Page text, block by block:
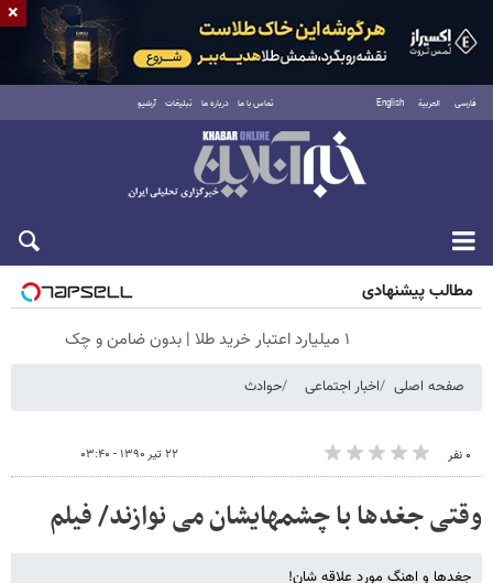
فارسی العربية English تماس با ما درباره ما تبلیغات آرشیو
جمعه ۱۶ مرداد ۱۴۰۵
مطالب پیشنهادی
۱ میلیارد اعتبار خرید طلا | بدون ضامن و چک
صفحه اصلی اخبار اجتماعی حوادث
۰ نفر ۲۲ تیر ۱۳۹۰ - ۰۳:۴۰
وقتی جغدها با چشمهایشان می نوازند/ فیلم
جغدها و اهنگ مورد علاقه شان!
×